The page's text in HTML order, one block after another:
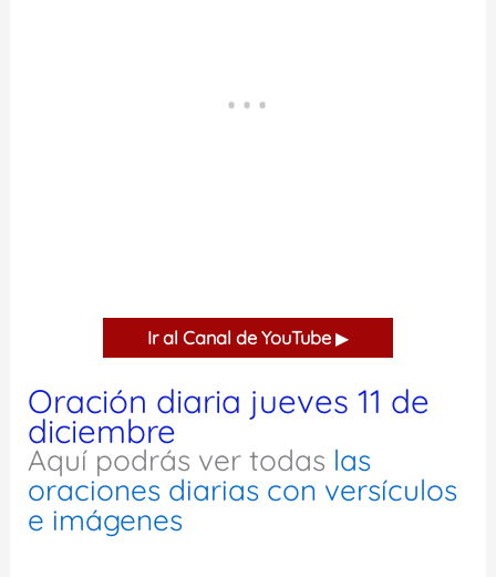
Ir al Canal de YouTube ▶
Oración diaria jueves 11 de
diciembre
Aquí podrás ver todas las
oraciones diarias con versículos
e imágenes